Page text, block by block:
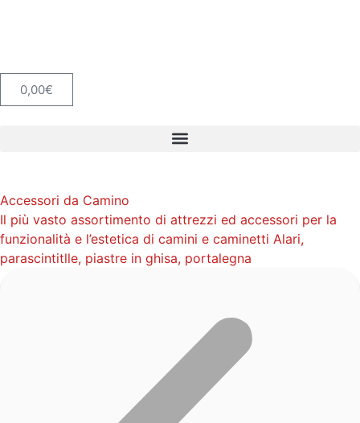
0,00€
Accessori da Camino
Il più vasto assortimento di attrezzi ed accessori per la
funzionalità e l’estetica di camini e caminetti Alari,
parascintitlle, piastre in ghisa, portalegna